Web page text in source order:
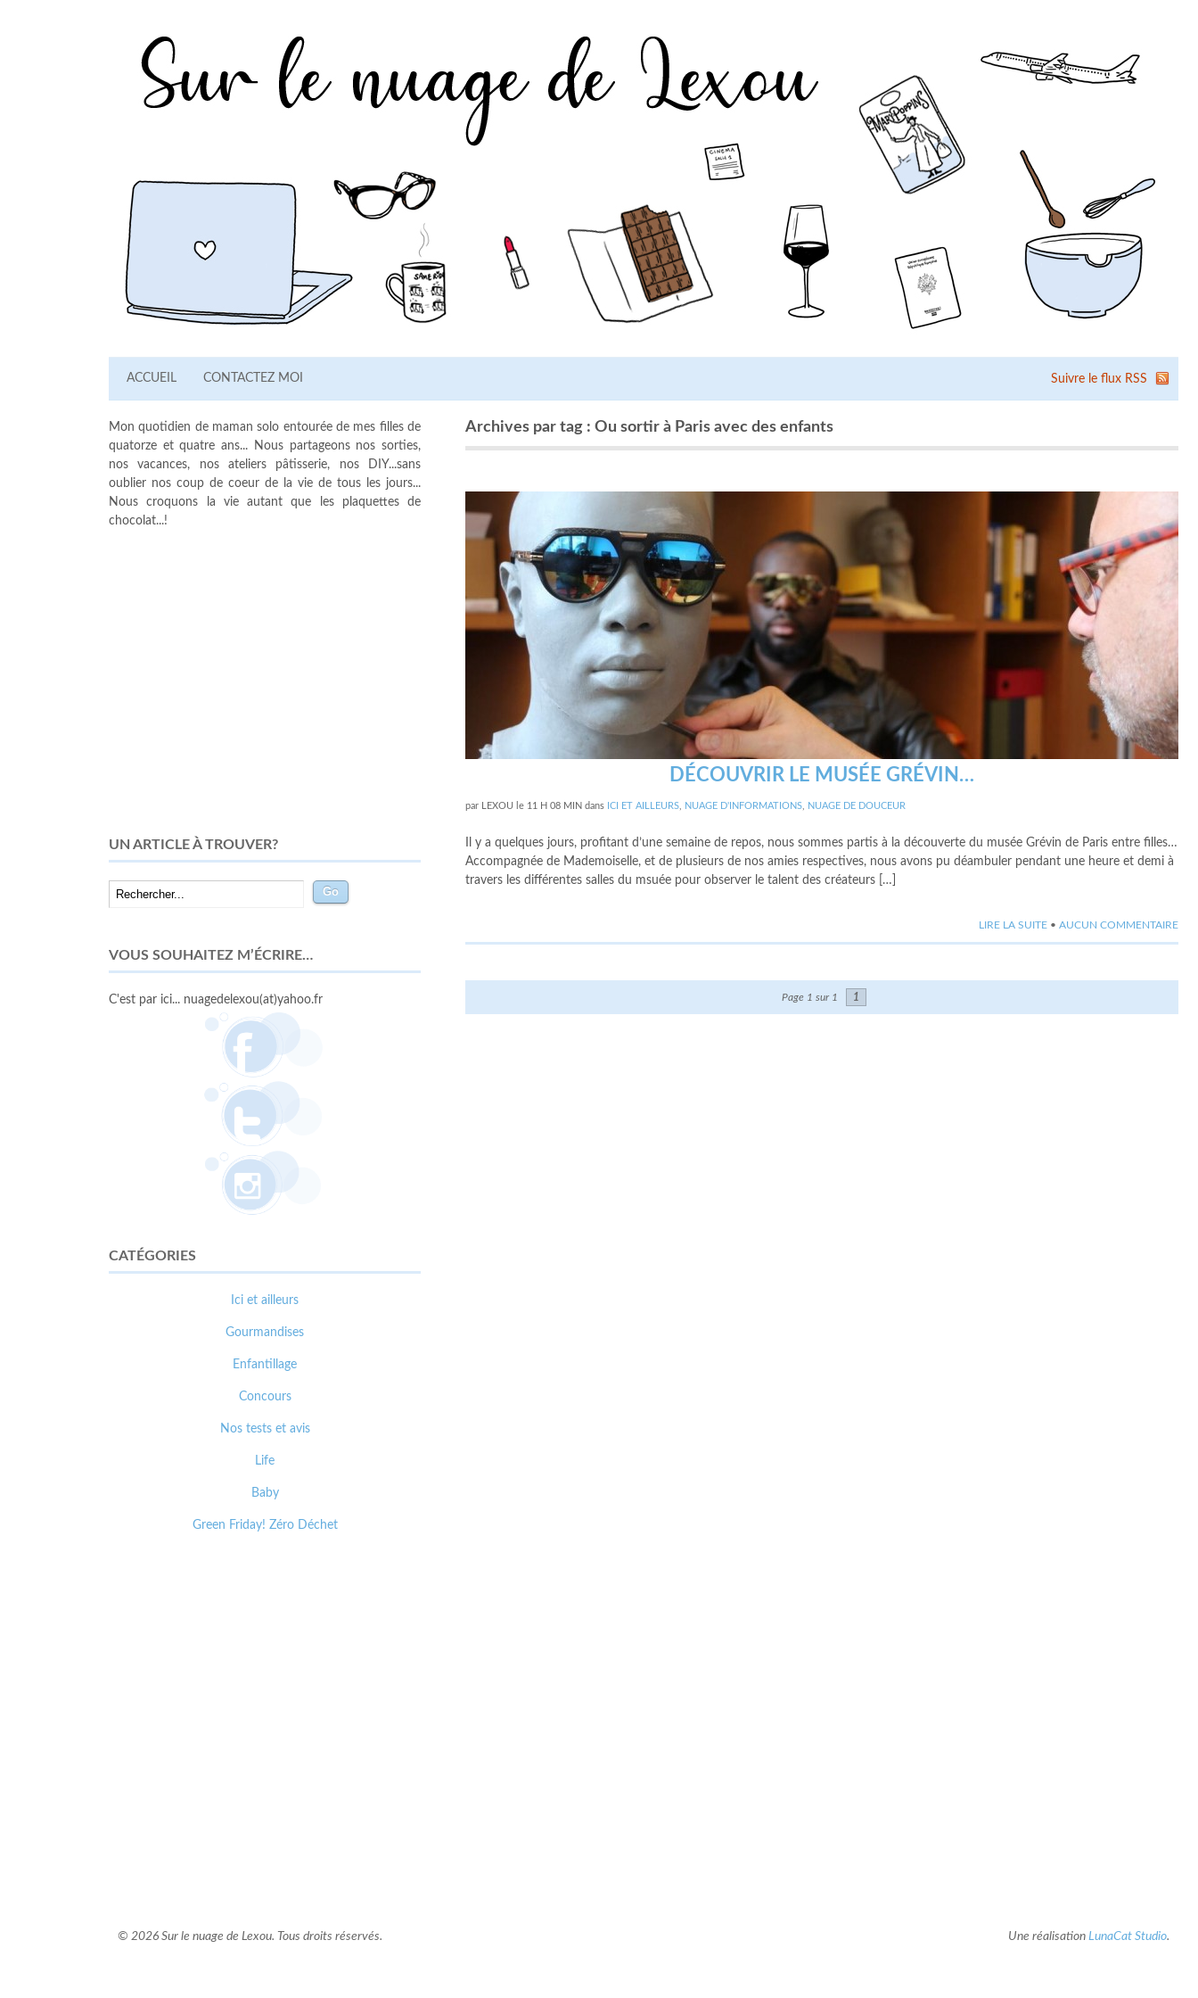
ACCUEIL CONTACTEZ MOI Suivre le flux RSS
Archives par tag : Ou sortir à Paris avec des enfants
DÉCOUVRIR LE MUSÉE GRÉVIN…
par LEXOU le 11 H 08 MIN dans ICI ET AILLEURS NUAGE D'INFORMATIONS NUAGE DE DOUCEUR
Il y a quelques jours, profitant d’une semaine de repos, nous sommes partis à la découverte du musée Grévin de Paris entre filles…
Accompagnée de Mademoiselle, et de plusieurs de nos amies respectives, nous avons pu déambuler pendant une heure et demi à
travers les différentes salles du msuée pour observer le talent des créateurs […]
LIRE LA SUITE • AUCUN COMMENTAIRE
Page 1 sur 1 1
Mon quotidien de maman solo entourée de mes filles de
quatorze et quatre ans... Nous partageons nos sorties,
nos vacances, nos ateliers pâtisserie, nos DIY...sans
oublier nos coup de coeur de la vie de tous les jours...
Nous croquons la vie autant que les plaquettes de
chocolat...!
UN ARTICLE À TROUVER?
VOUS SOUHAITEZ M’ÉCRIRE…
C'est par ici... nuagedelexou(at)yahoo.fr
CATÉGORIES
Ici et ailleurs
Gourmandises
Enfantillage
Concours
Nos tests et avis
Life
Baby
Green Friday! Zéro Déchet
© 2026 Sur le nuage de Lexou. Tous droits réservés. Une réalisation LunaCat Studio.